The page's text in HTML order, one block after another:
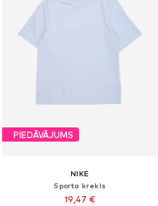
PIEDĀVĀJUMS
NIKE
Sporta krekls
19,47 €